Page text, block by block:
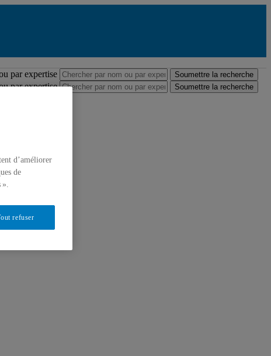
par expertise
Soumettre la recherche
par expertise Soumettre la recherche
d’améliorer
de
».
refuser